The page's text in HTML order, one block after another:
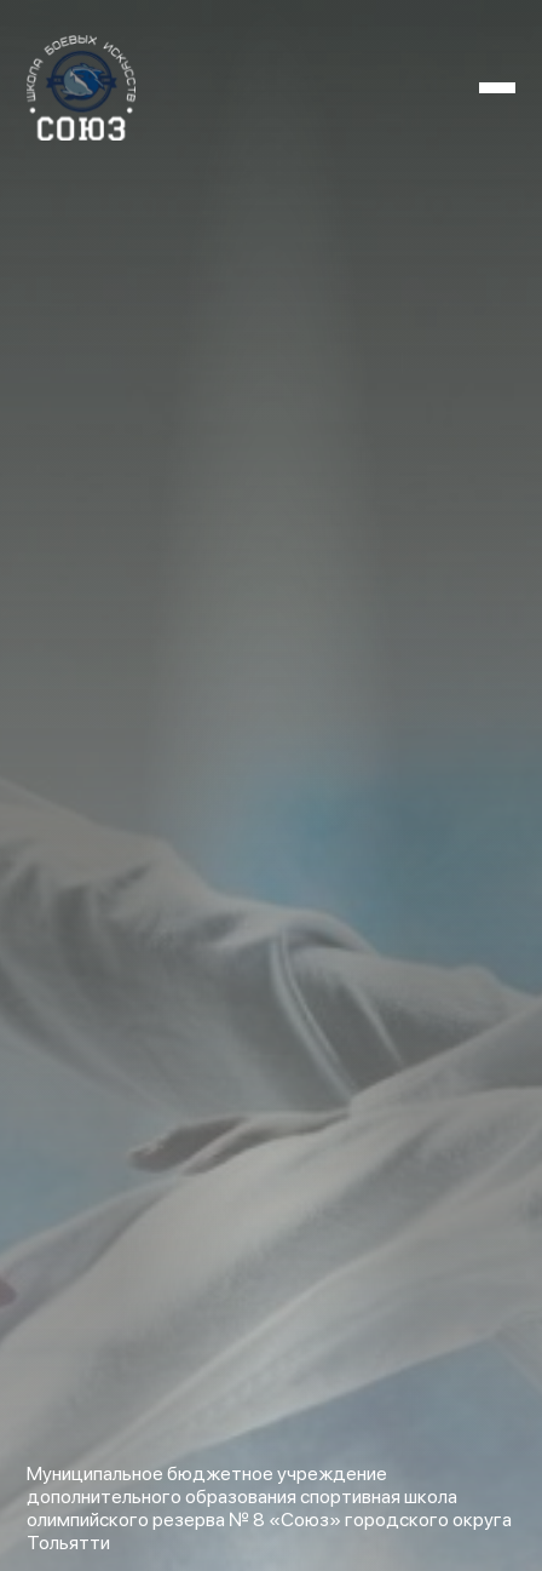
Муниципальное бюджетное учреждение
дополнительного образования спортивная школа
олимпийского резерва № 8 «Союз» городского округа
Тольятти